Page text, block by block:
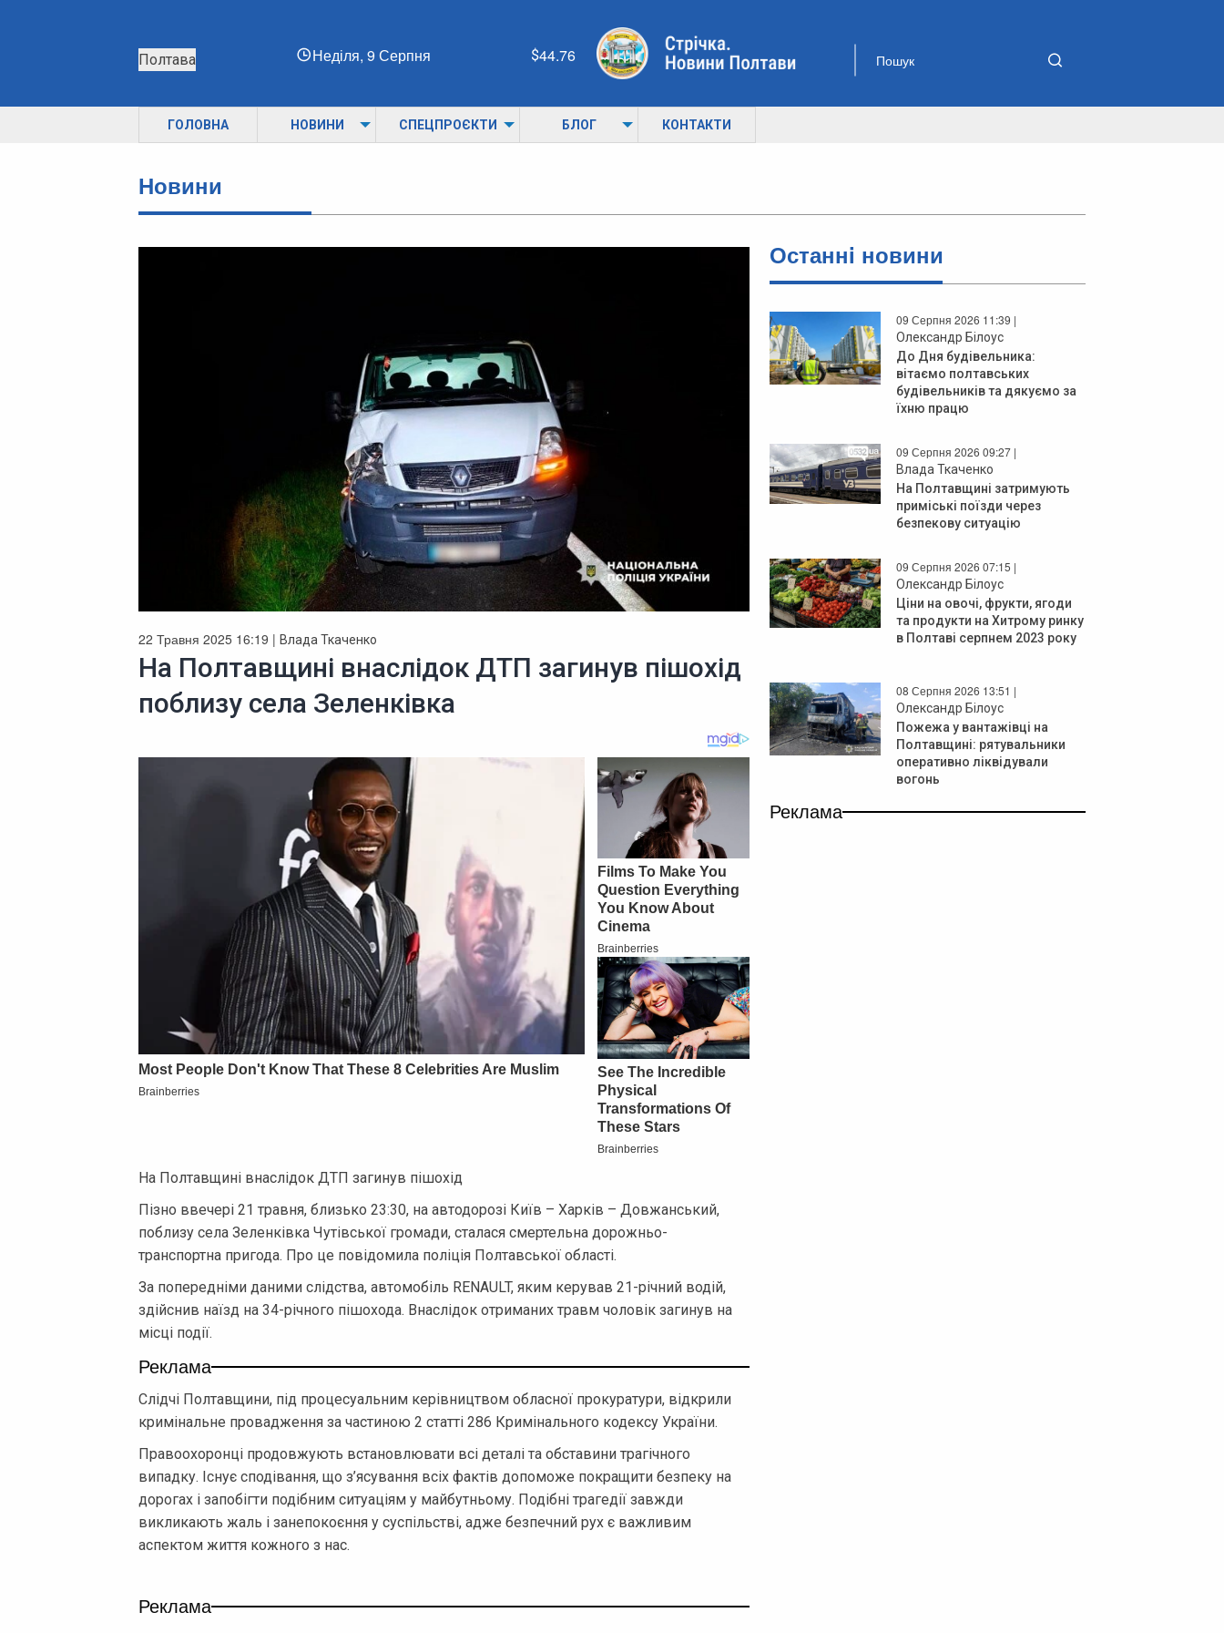
Полтава Неділя, 9 Серпня 44.76
ГОЛОВНА НОВИНИ СПЕЦПРОЄКТИ БЛОГ КОНТАКТИ
Новини
22 Травня 2025 16:19 | Влада Ткаченко
На Полтавщині внаслідок ДТП загинув пішохід
поблизу села Зеленківка
На Полтавщині внаслідок ДТП загинув пішохід
Пізно ввечері 21 травня, близько 23:30, на автодорозі Київ – Харків – Довжанський,
поблизу села Зеленківка Чутівської громади, сталася смертельна дорожньо-
транспортна пригода. Про це повідомила поліція Полтавської області.
За попередніми даними слідства, автомобіль RENAULT, яким керував 21-річний водій,
здійснив наїзд на 34-річного пішохода. Внаслідок отриманих травм чоловік загинув на
місці події.
Реклама
Слідчі Полтавщини, під процесуальним керівництвом обласної прокуратури, відкрили
кримінальне провадження за частиною 2 статті 286 Кримінального кодексу України.
Правоохоронці продовжують встановлювати всі деталі та обставини трагічного
випадку. Існує сподівання, що з’ясування всіх фактів допоможе покращити безпеку на
дорогах і запобігти подібним ситуаціям у майбутньому. Подібні трагедії завжди
викликають жаль і занепокоєння у суспільстві, адже безпечний рух є важливим
аспектом життя кожного з нас.
Реклама
Останнi новини
09 Серпня 2026 11:39 |
Олександр Білоус
До Дня будівельника:
вітаємо полтавських
будівельників та дякуємо за
їхню працю
09 Серпня 2026 09:27 |
Влада Ткаченко
На Полтавщині затримують
приміські поїзди через
безпекову ситуацію
09 Серпня 2026 07:15 |
Олександр Білоус
Ціни на овочі, фрукти, ягоди
та продукти на Хитрому ринку
в Полтаві серпнем 2023 року
08 Серпня 2026 13:51 |
Олександр Білоус
Пожежа у вантажівці на
Полтавщині: рятувальники
оперативно ліквідували
вогонь
Реклама